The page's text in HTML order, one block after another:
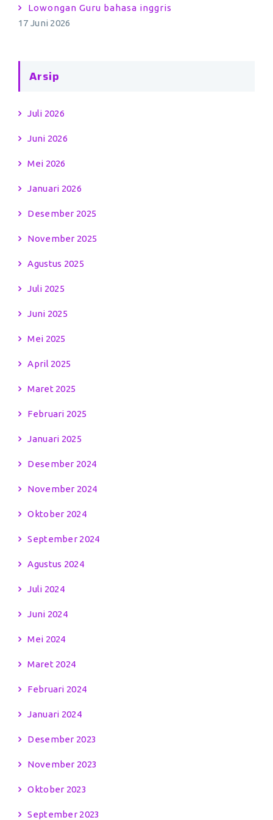
Lowongan Guru bahasa inggris
17 Juni 2026
Arsip
Juli 2026
Juni 2026
Mei 2026
Januari 2026
Desember 2025
November 2025
Agustus 2025
Juli 2025
Juni 2025
Mei 2025
April 2025
Maret 2025
Februari 2025
Januari 2025
Desember 2024
November 2024
Oktober 2024
September 2024
Agustus 2024
Juli 2024
Juni 2024
Mei 2024
Maret 2024
Februari 2024
Januari 2024
Desember 2023
November 2023
Oktober 2023
September 2023